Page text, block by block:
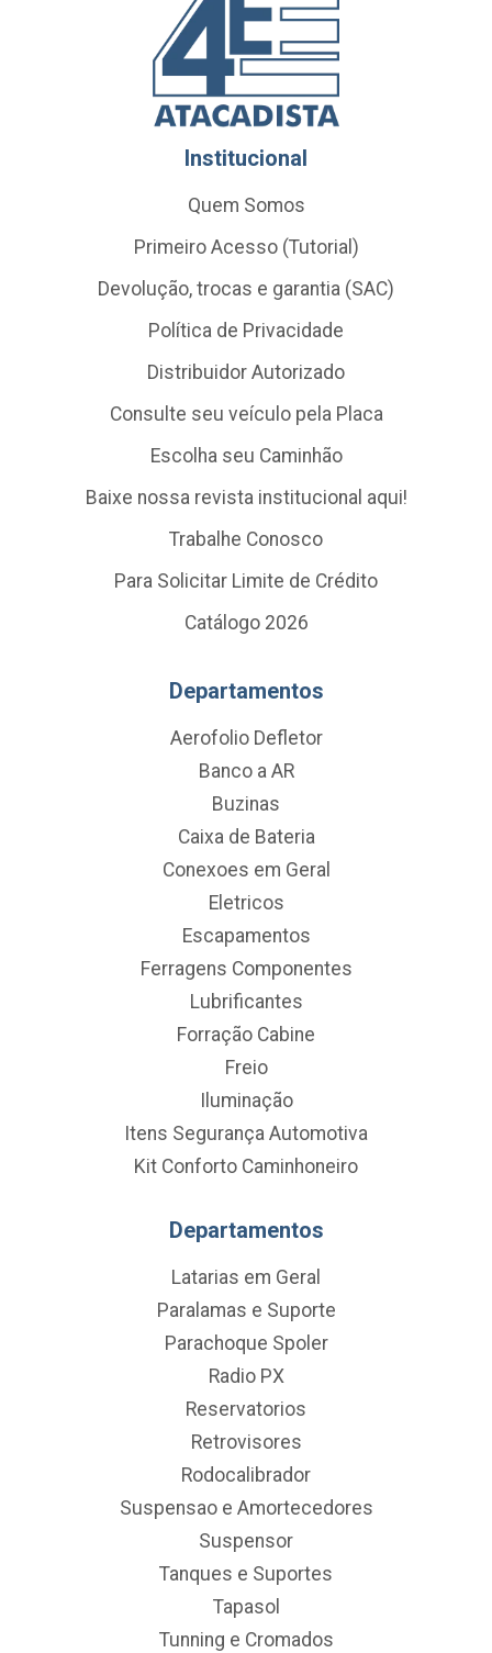
Institucional
Quem Somos
Primeiro Acesso (Tutorial)
Devolução, trocas e garantia (SAC)
Política de Privacidade
Distribuidor Autorizado
Consulte seu veículo pela Placa
Escolha seu Caminhão
Baixe nossa revista institucional aqui!
Trabalhe Conosco
Para Solicitar Limite de Crédito
Catálogo 2026
Departamentos
Aerofolio Defletor
Banco a AR
Buzinas
Caixa de Bateria
Conexoes em Geral
Eletricos
Escapamentos
Ferragens Componentes
Lubrificantes
Forração Cabine
Freio
Iluminação
Itens Segurança Automotiva
Kit Conforto Caminhoneiro
Departamentos
Latarias em Geral
Paralamas e Suporte
Parachoque Spoler
Radio PX
Reservatorios
Retrovisores
Rodocalibrador
Suspensao e Amortecedores
Suspensor
Tanques e Suportes
Tapasol
Tunning e Cromados